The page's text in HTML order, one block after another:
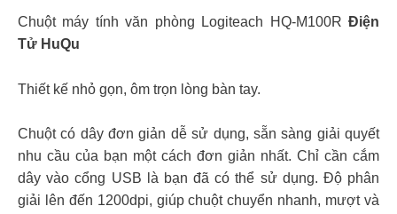
Chuột máy tính văn phòng Logiteach HQ-M100R Điện
Tử HuQu
Thiết kế nhỏ gọn, ôm trọn lòng bàn tay.
Chuột có dây đơn giản dễ sử dụng, sẵn sàng giải quyết
nhu cầu của bạn một cách đơn giản nhất. Chỉ cần cắm
dây vào cổng USB là bạn đã có thể sử dụng. Độ phân
giải lên đến 1200dpi, giúp chuột chuyển nhanh, mượt và